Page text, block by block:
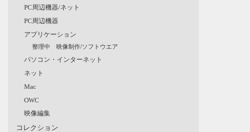
PC周辺機器/ネット
PC周辺機器
アプリケーション
整理中 映像制作/ソフトウエア
パソコン・インターネット
ネット
Mac
OWC
映像編集
コレクション